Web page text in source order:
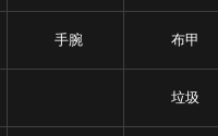
手腕 布甲
垃圾